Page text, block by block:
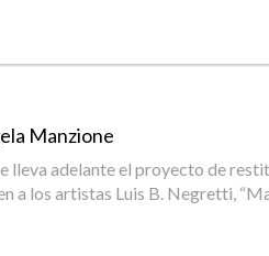
Manzione
adelante el proyecto de
a los artistas Luis B. Negretti,